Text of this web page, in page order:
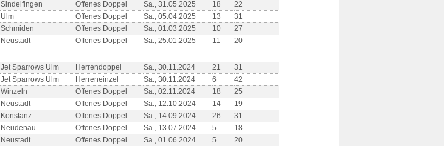
Sindelfingen Offenes Doppel Sa., 31.05.2025 18
22
Ulm Offenes Doppel Sa., 05.04.2025 13
31
Schmiden Offenes Doppel Sa., 01.03.2025 10
27
Neustadt Offenes Doppel Sa., 25.01.2025 11 20
Jet Sparrows Ulm Herrendoppel Sa., 30.11.2024 21
31
Jet Sparrows Ulm Herreneinzel Sa., 30.11.2024 6
42
Winzeln Offenes Doppel Sa., 02.11.2024 18
25
Neustadt Offenes Doppel Sa., 12.10.2024 14
19
Konstanz Offenes Doppel Sa., 14.09.2024 26
31
Neudenau Offenes Doppel Sa., 13.07.2024 5
18
Neustadt Offenes Doppel Sa., 01.06.2024 5
20